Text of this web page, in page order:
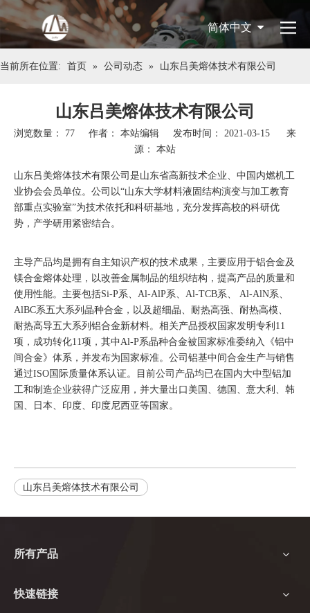
简体中文
English
当前所在位置: 首页 » 公司动态 » 山东吕美熔体技术有限公司
山东吕美熔体技术有限公司
浏览数量： 77 作者： 本站编辑 发布时间： 2021-03-15 来
源： 本站
山东吕美熔体技术有限公司是山东省高新技术企业、中国内燃机工
业协会会员单位。公司以“山东大学材料液固结构演变与加工教育
部重点实验室”为技术依托和科研基地，充分发挥高校的科研优
势，产学研用紧密结合。
主导产品均是拥有自主知识产权的技术成果，主要应用于铝合金及
镁合金熔体处理，以改善金属制品的组织结构，提高产品的质量和
使用性能。主要包括Si-P系、Al-AlP系、Al-TCB系、 Al-AlN系、
AlBC系五大系列晶种合金，以及超细晶、耐热高强、耐热高模、
耐热高导五大系列铝合金新材料。相关产品授权国家发明专利11
项，成功转化11项，其中Al-P系晶种合金被国家标准委纳入《铝中
间合金》体系，并发布为国家标准。公司铝基中间合金生产与销售
通过ISO国际质量体系认证。目前公司产品均已在国内大中型铝加
工和制造企业获得广泛应用，并大量出口美国、德国、意大利、韩
国、日本、印度、印度尼西亚等国家。
山东吕美熔体技术有限公司
所有产品
快速链接